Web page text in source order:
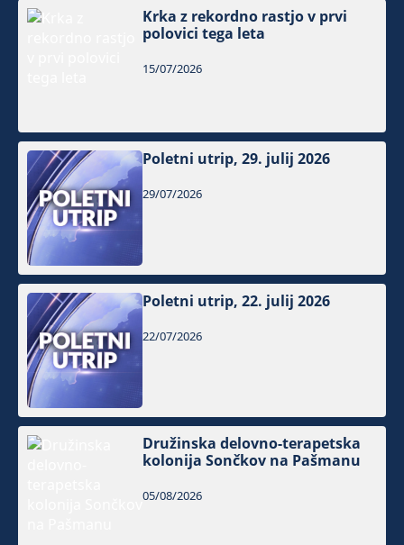
Krka z rekordno rastjo v prvi
polovici tega leta
15/07/2026
Poletni utrip, 29. julij 2026
29/07/2026
Poletni utrip, 22. julij 2026
22/07/2026
Družinska delovno-terapetska
kolonija Sončkov na Pašmanu
05/08/2026